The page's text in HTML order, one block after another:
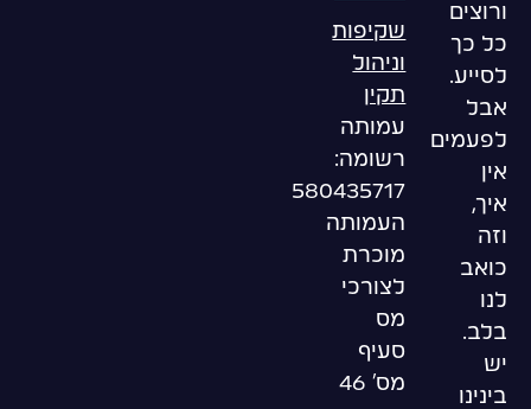
ורוצים
כל כך
לסייע.
אבל
לפעמים
אין
איך,
וזה
כואב
לנו
בלב.
יש
בינינו
שקיפות
וניהול
תקין
עמותה
רשומה:
580435717
העמותה
מוכרת
לצורכי
מס
סעיף
מס’ 46